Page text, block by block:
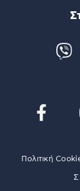
Πολιτική